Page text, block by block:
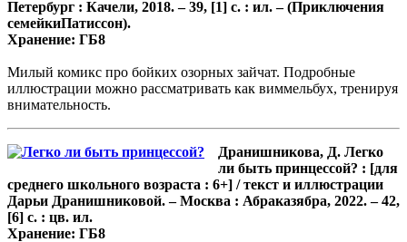
Петербург : Качели, 2018. – 39, [1] с. : ил. – (Приключения
семейкиПатиссон).
Хранение: ГБ8
Милый комикс про бойких озорных зайчат. Подробные
иллюстрации можно рассматривать как виммельбух, тренируя
внимательность.
Дранишникова, Д. Легко
ли быть принцессой? : [для
среднего школьного возраста : 6+] / текст и иллюстрации
Дарьи Дранишниковой. – Москва : Абраказябра, 2022. – 42,
[6] с. : цв. ил.
Хранение: ГБ8